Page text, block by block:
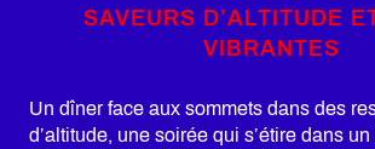
SAVEURS D’ALTITUDE
VIBRANTES
Un dîner face aux sommets dans des
d’altitude, une soirée qui s’étire dans